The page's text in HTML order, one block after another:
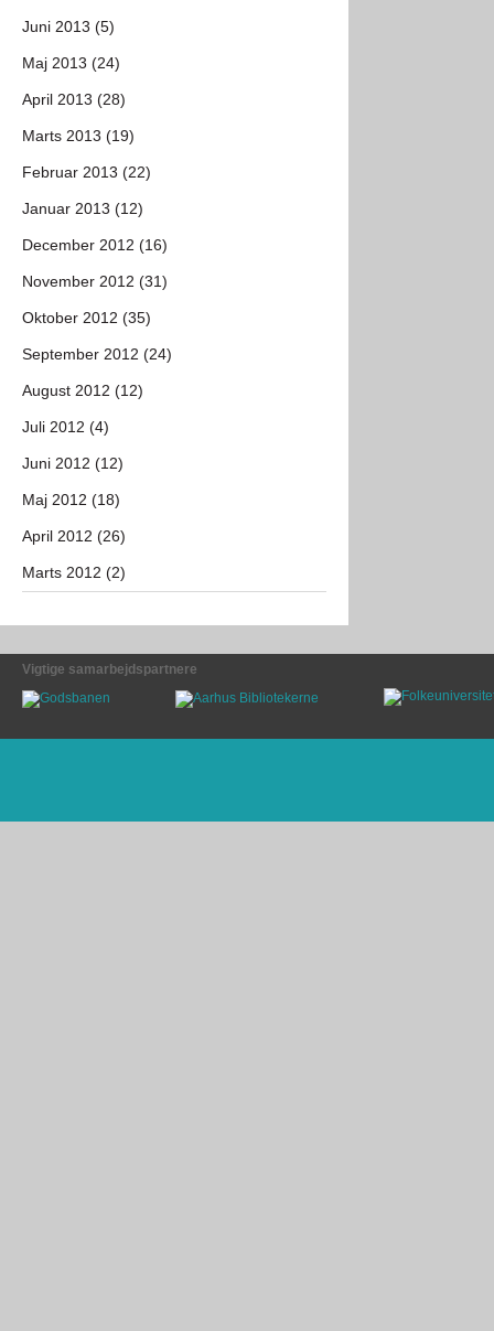
Juni 2013 (5)
Maj 2013 (24)
April 2013 (28)
Marts 2013 (19)
Februar 2013 (22)
Januar 2013 (12)
December 2012 (16)
November 2012 (31)
Oktober 2012 (35)
September 2012 (24)
August 2012 (12)
Juli 2012 (4)
Juni 2012 (12)
Maj 2012 (18)
April 2012 (26)
Marts 2012 (2)
Vigtige samarbejdspartnere